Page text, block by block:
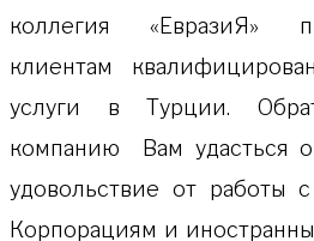
коллeгия «ЕвразиЯ»
клиентам
услуги в Турции.
компанию Вам удасться
удовольствие от работы
Корпорациям и